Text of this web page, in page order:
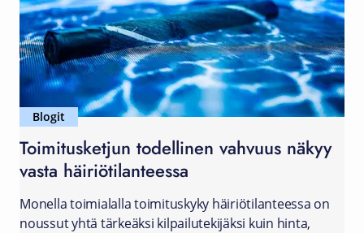
Blogit
Toimitusketjun todellinen vahvuus näkyy
vasta häiriötilanteessa
Monella toimialalla toimituskyky häiriötilanteessa on
noussut yhtä tärkeäksi kilpailutekijäksi kuin hinta,